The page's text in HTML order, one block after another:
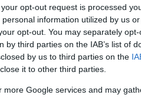
opt-out request is processed
information utilized by us
opt-out. You may separately
third parties on the IAB’s list of
by us to third parties on the
it to other third parties.
Google services and may
πέρα τις πρακτικές της
6οι στις
στο ΕΣΠΑ.
1.445 ευρώ.
έχει πέσει πια σε